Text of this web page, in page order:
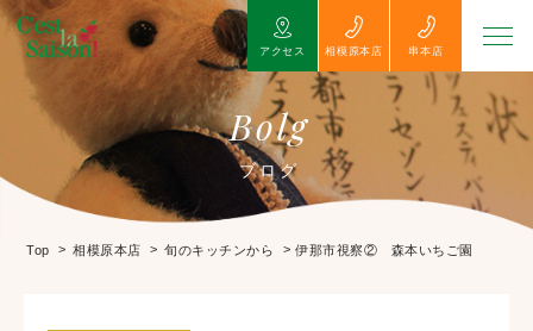
アクセス 相模原本店 串本店
Bolg
ブログ
Top > 相模原本店 > 旬のキッチンから >伊那市視察② 森本いちご園